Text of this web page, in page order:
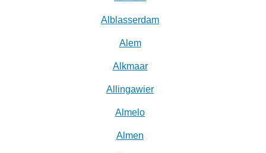
Alblasserdam
Alem
Alkmaar
Allingawier
Almelo
Almen